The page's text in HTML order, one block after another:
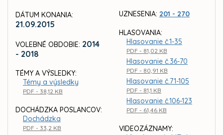
DÁTUM KONANIA:
21.09.2015
VOLEBNÉ OBDOBIE: 2014
- 2018
TÉMY A VÝSLEDKY:
Témy a výsledky
PDF - 38,12 KB
DOCHÁDZKA POSLANCOV:
Dochádzka
PDF - 33,2 KB
UZNESENIA: 201 - 270
HLASOVANIA:
Hlasovanie č.1-35
PDF - 81,02 KB
Hlasovanie č.36-70
PDF - 80,91 KB
Hlasovanie č.71-105
PDF - 81,1 KB
Hlasovanie č.106-123
PDF - 61,46 KB
VIDEOZÁZNAMY: